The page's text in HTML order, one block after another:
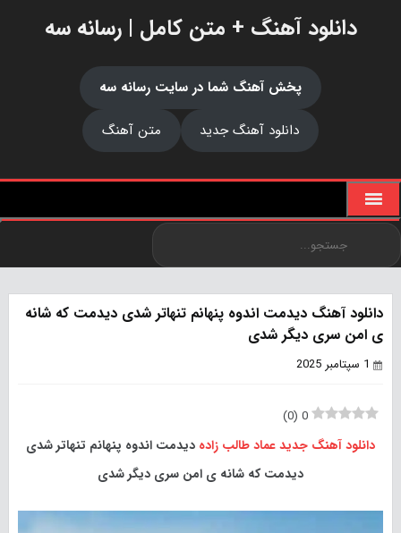
دانلود آهنگ + متن کامل | رسانه سه
پخش آهنگ شما در سایت رسانه سه
دانلود آهنگ جدید
متن آهنگ
دانلود آهنگ دیدمت اندوه پنهانم تنهاتر شدی دیدمت که شانه
ی امن سری دیگر شدی
1 سپتامبر 2025
0
(
0
)
دانلود آهنگ جدیدعماد طالب زاده دیدمت اندوه پنهانم تنهاتر شدی
دیدمت که شانه ی امن سری دیگر شدی